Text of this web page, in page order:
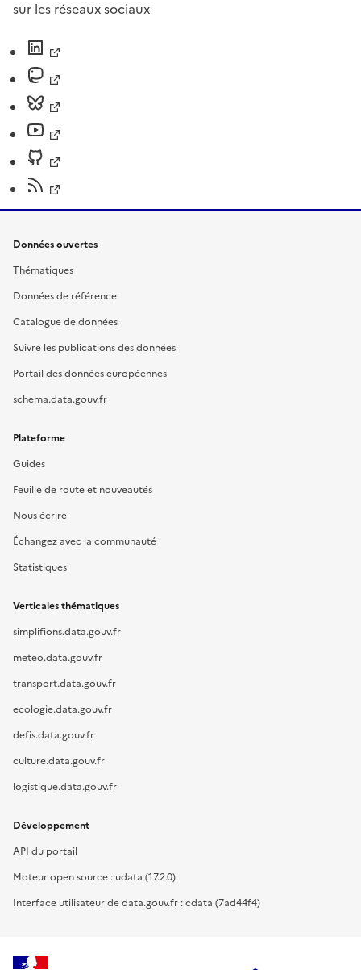
sur les réseaux sociaux
Données ouvertes
Thématiques
Données de référence
Catalogue de données
Suivre les publications des données
Portail des données européennes
schema.data.gouv.fr
Plateforme
Guides
Feuille de route et nouveautés
Nous écrire
Échangez avec la communauté
Statistiques
Verticales thématiques
simplifions.data.gouv.fr
meteo.data.gouv.fr
transport.data.gouv.fr
ecologie.data.gouv.fr
defis.data.gouv.fr
culture.data.gouv.fr
logistique.data.gouv.fr
Développement
API du portail
Moteur open source : udata (17.2.0)
Interface utilisateur de data.gouv.fr : cdata (7ad44f4)